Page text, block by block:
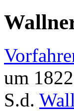
um 1822
S.d.